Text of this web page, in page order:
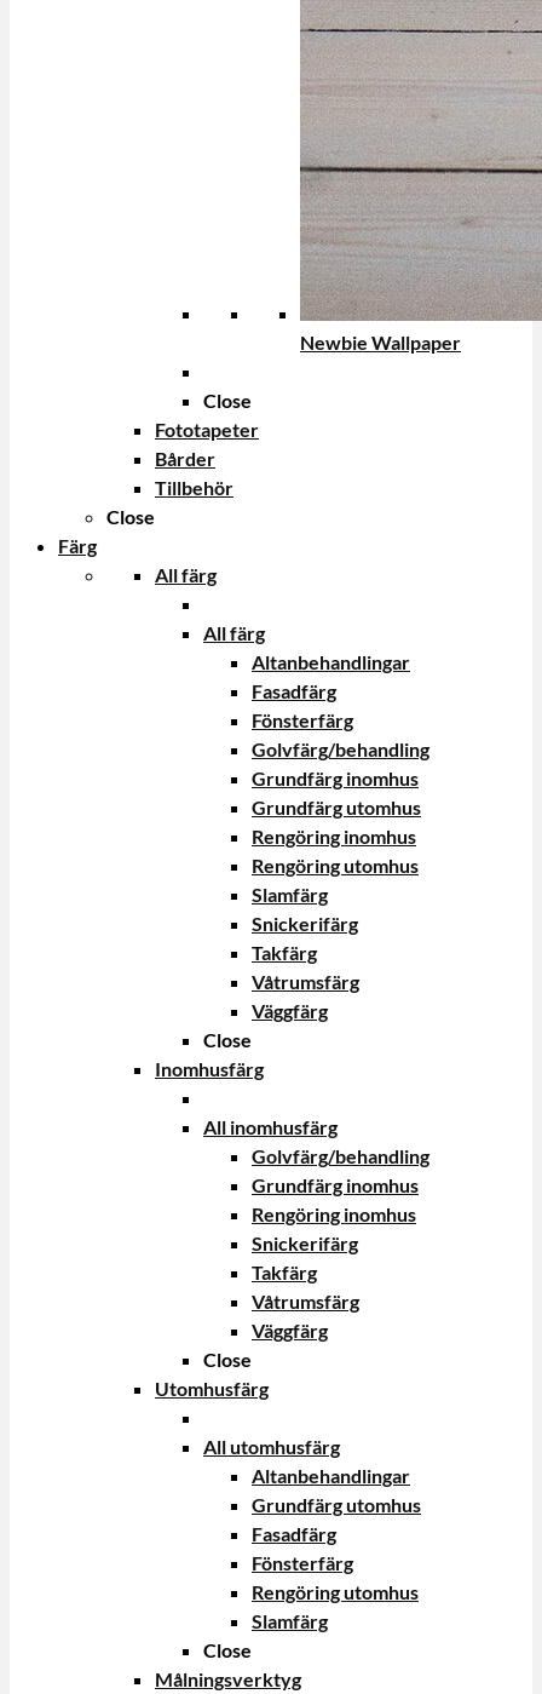
Newbie Wallpaper
Close
Fototapeter
Bårder
Tillbehör
Close
Färg
All färg
All färg
Altanbehandlingar
Fasadfärg
Fönsterfärg
Golvfärg/behandling
Grundfärg inomhus
Grundfärg utomhus
Rengöring inomhus
Rengöring utomhus
Slamfärg
Snickerifärg
Takfärg
Våtrumsfärg
Väggfärg
Close
Inomhusfärg
All inomhusfärg
Golvfärg/behandling
Grundfärg inomhus
Rengöring inomhus
Snickerifärg
Takfärg
Våtrumsfärg
Väggfärg
Close
Utomhusfärg
All utomhusfärg
Altanbehandlingar
Grundfärg utomhus
Fasadfärg
Fönsterfärg
Rengöring utomhus
Slamfärg
Close
Målningsverktyg